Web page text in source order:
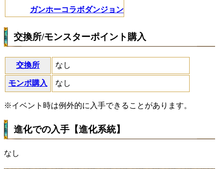
ガンホーコラボダンジョン
交換所/モンスターポイント購入
交換所 なし
モンポ購入 なし
※イベント時は例外的に入手できることがあります。
進化での入手【進化系統】
なし